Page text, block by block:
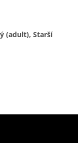
(adult), Starší